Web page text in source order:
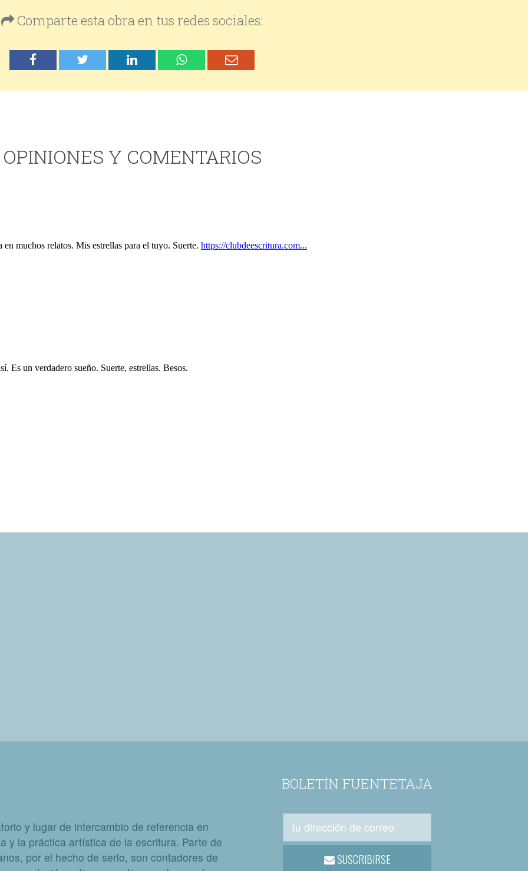
Comparte esta obra en tus redes sociales:
OPINIONES Y COMENTARIOS
y lugar de intercambio de referencia en
y la práctica artística de la escritura. Parte de
por el hecho de serlo, son contadores de
BOLETÍN FUENTETAJA
SUSCRIBIRSE